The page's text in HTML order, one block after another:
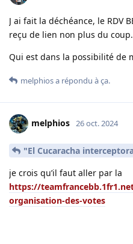
J ai fait la déchéance, le RDV
reçu de lien non plus du coup.
Qui est dans la possibilité de
melphiosa répondu à ça.
melphios 26 oct. 2024
"El Cucaracha
je crois qu’il faut aller par la
https://
organisation-des-votes